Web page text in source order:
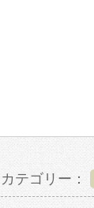
カテゴリー：